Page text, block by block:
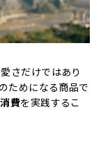
さだけではあり
ためになる商品で
費を実践するこ